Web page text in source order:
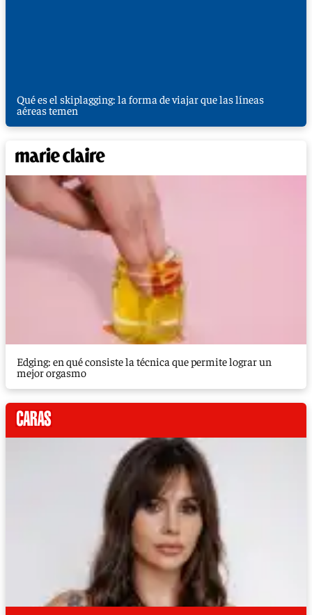
Qué es el skiplagging: la forma de viajar que las líneas
aéreas temen
Edging: en qué consiste la técnica que permite lograr un
mejor orgasmo